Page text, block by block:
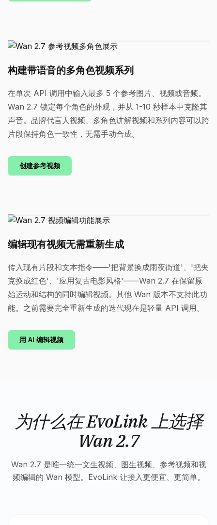
构建带语音的多角色视频系列
在单次 API 调用中输入最多 5 个参考图片、视频或音频。
Wan 2.7 锁定每个角色的外观，并从 1-10 秒样本中克隆其
声音。品牌代言人视频、多角色讲解视频和系列内容可以跨
片段保持角色一致性，无需手动合成。
创建参考视频
编辑现有视频无需重新生成
传入现有片段和文本指令——'把背景换成雨夜街道'、'把夹
克换成红色'、'应用复古电影风格'——Wan 2.7 在保留原
始运动和结构的同时编辑视频。其他 Wan 版本不支持此功
能。之前需要完全重新生成的迭代现在是轻量 API 调用。
用 AI 编辑视频
为什么在 EvoLink 上选择
Wan 2.7
Wan 2.7 是唯一统一文生视频、图生视频、参考视频和视
频编辑的 Wan 模型。EvoLink 让接入更便宜、更简单。